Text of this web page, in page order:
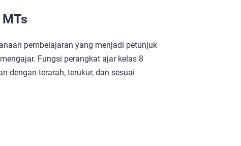
pembelajaran yang menjadi petunjuk
Fungsi perangkat ajar kelas 8
dengan terarah, terukur, dan sesuai